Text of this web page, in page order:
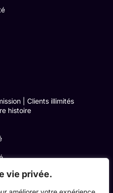
vie privée.
| Clients illimités
histoire